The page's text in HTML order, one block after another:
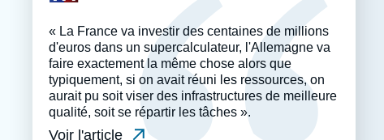
« La France va investir des centaines de millions
d'euros dans un supercalculateur, l'Allemagne va
faire exactement la même chose alors que
typiquement, si on avait réuni les ressources, on
aurait pu soit viser des infrastructures de meilleure
qualité, soit se répartir les tâches ».
Voir l'article